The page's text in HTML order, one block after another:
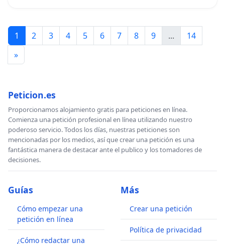
1 2 3 4 5 6 7 8 9 ...
14
»
Peticion.es
Proporcionamos alojamiento gratis para peticiones en línea.
Comienza una petición profesional en línea utilizando nuestro
poderoso servicio. Todos los días, nuestras peticiones son
mencionadas por los medios, así que crear una petición es una
fantástica manera de destacar ante el publico y los tomadores de
decisiones.
Guías
Cómo empezar una
petición en línea
¿Cómo redactar una
Más
Crear una petición
Política de privacidad